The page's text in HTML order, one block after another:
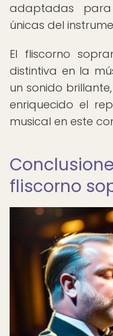
adaptadas
únicas del
El fliscorno
distintiva en la
un sonido
enriquecido el
musical en este
fliscorno